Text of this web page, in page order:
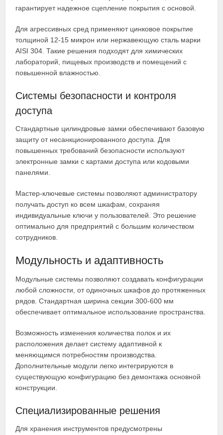
гарантирует надежное сцепление покрытия с основой.
Для агрессивных сред применяют цинковое покрытие
толщиной 12-15 микрон или нержавеющую сталь марки
AISI 304. Такие решения подходят для химических
лабораторий, пищевых производств и помещений с
повышенной влажностью.
Системы безопасности и контроля
доступа
Стандартные цилиндровые замки обеспечивают базовую
защиту от несанкционированного доступа. Для
повышенных требований безопасности используют
электронные замки с картами доступа или кодовыми
панелями.
Мастер-ключевые системы позволяют администратору
получать доступ ко всем шкафам, сохраняя
индивидуальные ключи у пользователей. Это решение
оптимально для предприятий с большим количеством
сотрудников.
Модульность и адаптивность
Модульные системы позволяют создавать конфигурации
любой сложности, от одиночных шкафов до протяженных
рядов. Стандартная ширина секции 300-600 мм
обеспечивает оптимальное использование пространства.
Возможность изменения количества полок и их
расположения делает систему адаптивной к
меняющимся потребностям производства.
Дополнительные модули легко интегрируются в
существующую конфигурацию без демонтажа основной
конструкции.
Специализированные решения
Для хранения инструментов предусмотрены